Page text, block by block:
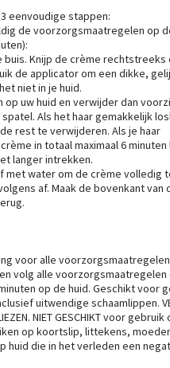
eenvoudige stappen:
de voorzorgsmaatregelen op
buis. Knijp de crème rechtstreeks
de applicator om een dikke,
niet in je huid.
op uw huid en verwijder dan
Als het haar gemakkelijk
rest te verwijderen. Als je haar
in totaal maximaal 6 minuten
langer intrekken.
met water om de crème volledig
af. Maak de bovenkant van
voor alle
volg alle
op de huid. Geschikt voor
uitwendige schaamlippen.
NIET GESCHIKT voor
op koortslip, littekens,
huid die in het verleden een